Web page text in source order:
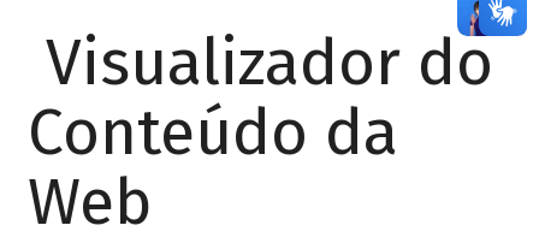
Visualizador do
Conteúdo da
Web